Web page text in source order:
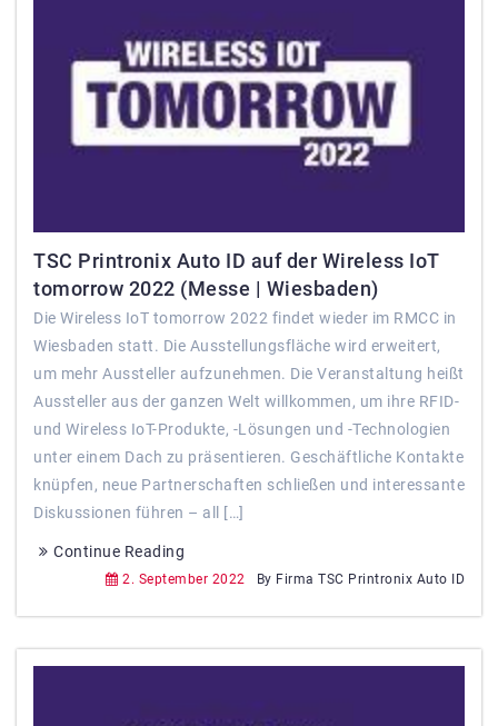
TSC Printronix Auto ID auf der Wireless IoT
tomorrow 2022 (Messe | Wiesbaden)
Die Wireless IoT tomorrow 2022 findet wieder im RMCC in
Wiesbaden statt. Die Ausstellungsfläche wird erweitert,
um mehr Aussteller aufzunehmen. Die Veranstaltung heißt
Aussteller aus der ganzen Welt willkommen, um ihre RFID-
und Wireless IoT-Produkte, -Lösungen und -Technologien
unter einem Dach zu präsentieren. Geschäftliche Kontakte
knüpfen, neue Partnerschaften schließen und interessante
Diskussionen führen – all […]
Continue Reading
2. September 2022 By Firma TSC Printronix Auto ID